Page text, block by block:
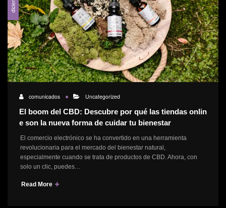
comunicados Uncategorized
El boom del CBD: Descubre por qué las tiendas onlin
e son la nueva forma de cuidar tu bienestar
El comercio electrónico se ha convertido en una herramienta
revolucionaria para el mercado del bienestar natural,
especialmente cuando se trata de productos de CBD. Ahora, con
solo un clic, puedes…
Read More